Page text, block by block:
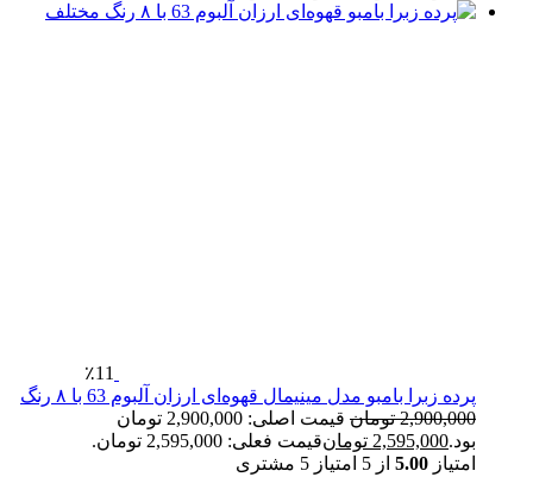
٪11
پرده زبرا بامبو مدل مینیمال قهوه‌ای ارزان آلبوم 63 با ۸ رنگ
2,900,000 تومان
قیمت اصلی: 2,900,000 تومان
بود.2,595,000 تومانقیمت فعلی: 2,595,000 تومان.
امتیاز 5.00 از 5 امتیاز 5 مشتری